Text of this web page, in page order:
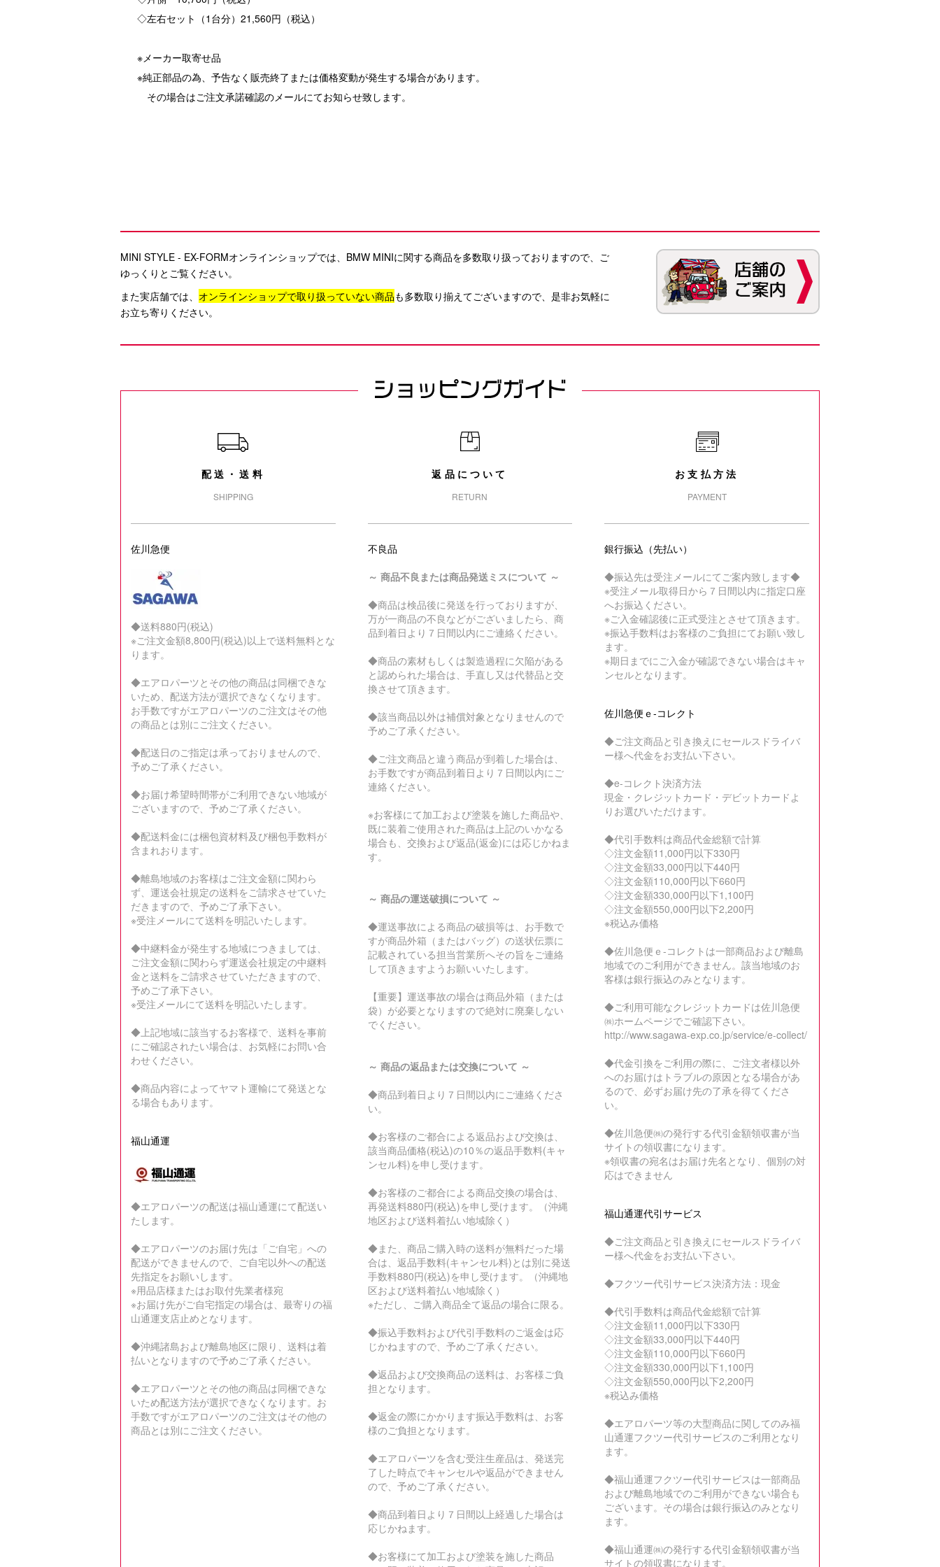
◇左右セット（1台分）21,560円（税込）
※メーカー取寄せ品
※純正部品の為、予告なく販売終了または価格変動が発生する場合があります。
その場合はご注文承諾確認のメールにてお知らせ致します。
MINI STYLE - EX-FORMオンラインショップでは、BMW MINIに関する商品を多数取り扱っておりますので、ご
ゆっくりとご覧ください。
また実店舗では、 オンラインショップで取り扱っていない商品も多数取り揃えてございますので、 是非お気軽に
お立ち寄りください。
配送・送料
SHIPPING
佐川急便
◆送料880円(税込)
※ご注文金額8,800円(税込)以上で送料無料とな
ります。
◆エアロパーツとその他の商品は同梱できな
いため、配送方法が選択できなくなります。
お手数ですがエアロパーツのご注文はその他
の商品とは別にご注文ください。
◆配送日のご指定は承っておりませんので、
予めご了承ください。
◆お届け希望時間帯がご利用できない地域が
ございますので、予めご了承ください。
◆配送料金には梱包資材料及び梱包手数料が
含まれおります。
◆離島地域のお客様はご注文金額に関わら
ず、運送会社規定の送料をご請求させていた
だきますので、予めご了承下さい。
※受注メールにて送料を明記いたします。
◆中継料金が発生する地域につきましては、
ご注文金額に関わらず運送会社規定の中継料
金と送料をご請求させていただきますので、
予めご了承下さい。
※受注メールにて送料を明記いたします。
◆上記地域に該当するお客様で、送料を事前
にご確認されたい場合は、お気軽にお問い合
わせください。
◆商品内容によってヤマト運輸にて発送とな
る場合もあります。
福山通運
◆エアロパーツの配送は福山通運にて配送い
たします。
◆エアロパーツのお届け先は「ご自宅」への
配送ができませんので、ご自宅以外への配送
先指定をお願いします。
※用品店様またはお取付先業者様宛
※お届け先がご自宅指定の場合は、最寄りの福
山通運支店止めとなります。
◆沖縄諸島および離島地区に限り、送料は着
払いとなりますので予めご了承ください。
◆エアロパーツとその他の商品は同梱できな
いため配送方法が選択できなくなります。お
手数ですがエアロパーツのご注文はその他の
商品とは別にご注文ください。
返品について
RETURN
不良品
～ 商品不良または商品発送ミスについて ～
◆商品は検品後に発送を行っておりますが、
万が一商品の不良などがございましたら、商
品到着日より７日間以内にご連絡ください。
◆商品の素材もしくは製造過程に欠陥がある
と認められた場合は、手直し又は代替品と交
換させて頂きます。
◆該当商品以外は補償対象となりませんので
予めご了承ください。
◆ご注文商品と違う商品が到着した場合は、
お手数ですが商品到着日より７日間以内にご
連絡ください。
※お客様にて加工および塗装を施した商品や、
既に装着ご使用された商品は上記のいかなる
場合も、交換および返品(返金)には応じかねま
す。
～ 商品の運送破損について ～
◆運送事故による商品の破損等は、お手数で
すが商品外箱（またはバッグ）の送状伝票に
記載されている担当営業所へその旨をご連絡
して頂きますようお願いいたします。
【重要】運送事故の場合は商品外箱（または
袋）が必要となりますので絶対に廃棄しない
でください。
～ 商品の返品または交換について ～
◆商品到着日より７日間以内にご連絡くださ
い。
◆お客様のご都合による返品および交換は、
該当商品価格(税込)の10％の返品手数料(キャ
ンセル料)を申し受けます。
◆お客様のご都合による商品交換の場合は、
再発送料880円(税込)を申し受けます。（沖縄
地区および送料着払い地域除く）
◆また、商品ご購入時の送料が無料だった場
合は、返品手数料(キャンセル料)とは別に発送
手数料880円(税込)を申し受けます。（沖縄地
区および送料着払い地域除く）
※ただし、ご購入商品全て返品の場合に限る。
◆振込手数料および代引手数料のご返金は応
じかねますので、予めご了承ください。
◆返品および交換商品の送料は、お客様ご負
担となります。
◆返金の際にかかります振込手数料は、お客
様のご負担となります。
◆エアロパーツを含む受注生産品は、発送完
了した時点でキャンセルや返品ができません
ので、予めご了承ください。
◆商品到着日より７日間以上経過した場合は
応じかねます。
◆お客様にて加工および塗装を施した商品
お支払方法
PAYMENT
銀行振込（先払い）
◆振込先は受注メールにてご案内致します◆
※受注メール取得日から７日間以内に指定口座
へお振込ください。
※ご入金確認後に正式受注とさせて頂きます。
※振込手数料はお客様のご負担にてお願い致し
ます。
※期日までにご入金が確認できない場合はキャ
ンセルとなります。
佐川急便ｅ-コレクト
◆ご注文商品と引き換えにセールスドライバ
ー様へ代金をお支払い下さい。
◆e-コレクト決済方法
現金・クレジットカード・デビットカードよ
りお選びいただけます。
◆代引手数料は商品代金総額で計算
◇注文金額11,000円以下330円
◇注文金額33,000円以下440円
◇注文金額110,000円以下660円
◇注文金額330,000円以下1,100円
◇注文金額550,000円以下2,200円
※税込み価格
◆佐川急便ｅ-コレクトは一部商品および離島
地域でのご利用ができません。該当地域のお
客様は銀行振込のみとなります。
◆ご利用可能なクレジットカードは佐川急便
㈱ホームページでご確認下さい。
http://www.sagawa-exp.co.jp/service/e-collect/
◆代金引換をご利用の際に、ご注文者様以外
へのお届けはトラブルの原因となる場合があ
るので、必ずお届け先の了承を得てくださ
い。
◆佐川急便㈱の発行する代引金額領収書が当
サイトの領収書になります。
※領収書の宛名はお届け先名となり、個別の対
応はできません
福山通運代引サービス
◆ご注文商品と引き換えにセールスドライバ
ー様へ代金をお支払い下さい。
◆フクツー代引サービス決済方法：現金
◆代引手数料は商品代金総額で計算
◇注文金額11,000円以下330円
◇注文金額33,000円以下440円
◇注文金額110,000円以下660円
◇注文金額330,000円以下1,100円
◇注文金額550,000円以下2,200円
※税込み価格
◆エアロパーツ等の大型商品に関してのみ福
山通運フクツー代引サービスのご利用となり
ます。
◆福山通運フクツー代引サービスは一部商品
および離島地域でのご利用ができない場合も
ございます。その場合は銀行振込のみとなり
ます。
◆福山通運㈱の発行する代引金額領収書が当
サイトの領収書になります。